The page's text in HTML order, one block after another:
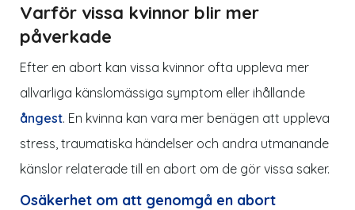
Varför vissa kvinnor blir mer
påverkade
Efter en abort kan vissa kvinnor ofta uppleva mer
allvarliga känslomässiga symptom eller ihållande
ångest. En kvinna kan vara mer benägen att uppleva
stress, traumatiska händelser och andra utmanande
känslor relaterade till en abort om de gör vissa saker.
Osäkerhet om att genomgå en abort